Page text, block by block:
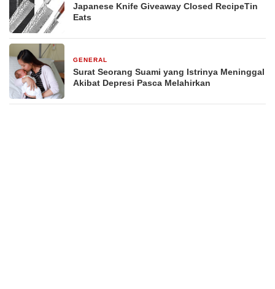
Japanese Knife Giveaway Closed RecipeTin
Eats
GENERAL
Surat Seorang Suami yang Istrinya Meninggal
Akibat Depresi Pasca Melahirkan